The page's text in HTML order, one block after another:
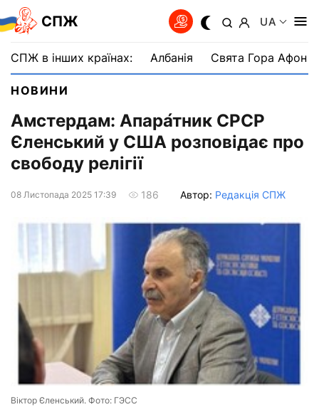
СПЖ UA
СПЖ в інших країнах: Албанія Свята Гора Афон
НОВИНИ
Амстердам: Апара́тник СРСР
Єленський у США розповідає про
свободу релігії
08 Листопада 2025 17:39 186 Автор: Редакція СПЖ
Віктор Єленський. Фото: ГЭСС